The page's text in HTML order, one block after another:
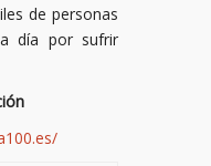
de personas
día por sufrir